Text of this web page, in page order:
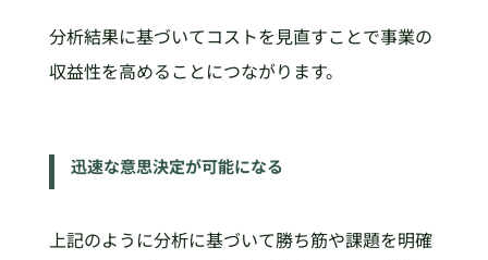
分析結果に基づいてコストを見直すことで事業の
収益性を高めることにつながります。
迅速な意思決定が可能になる
上記のように分析に基づいて勝ち筋や課題を明確